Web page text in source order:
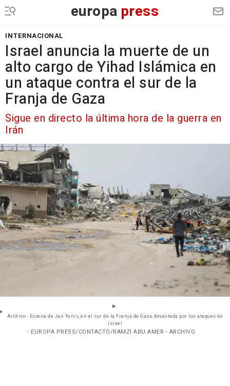
europa press
INTERNACIONAL
Israel anuncia la muerte de un
alto cargo de Yihad Islámica en
un ataque contra el sur de la
Franja de Gaza
Sigue en directo la última hora de la guerra en
Irán
Archivo - Escena de Jan Yunis, en el sur de la Franja de Gaza, devastada por los ataques de
Israel
- EUROPA PRESS/CONTACTO/RAMZI ABU AMER - ARCHIVO